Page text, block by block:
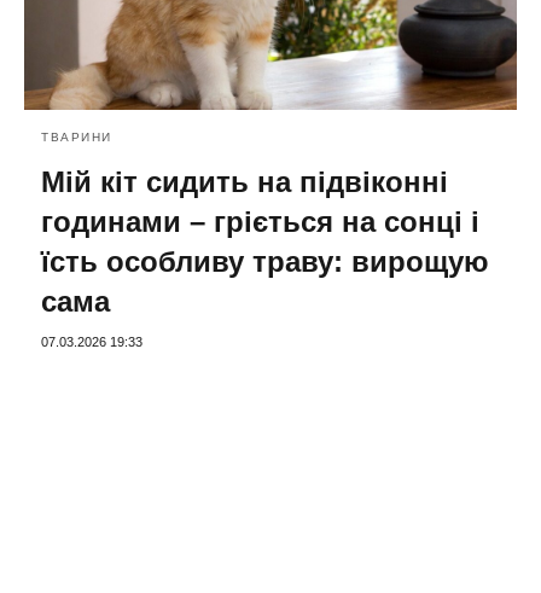
ТВАРИНИ
Мій кіт сидить на підвіконні
годинами – гріється на сонці і
їсть особливу траву: вирощую
сама
07.03.2026 19:33